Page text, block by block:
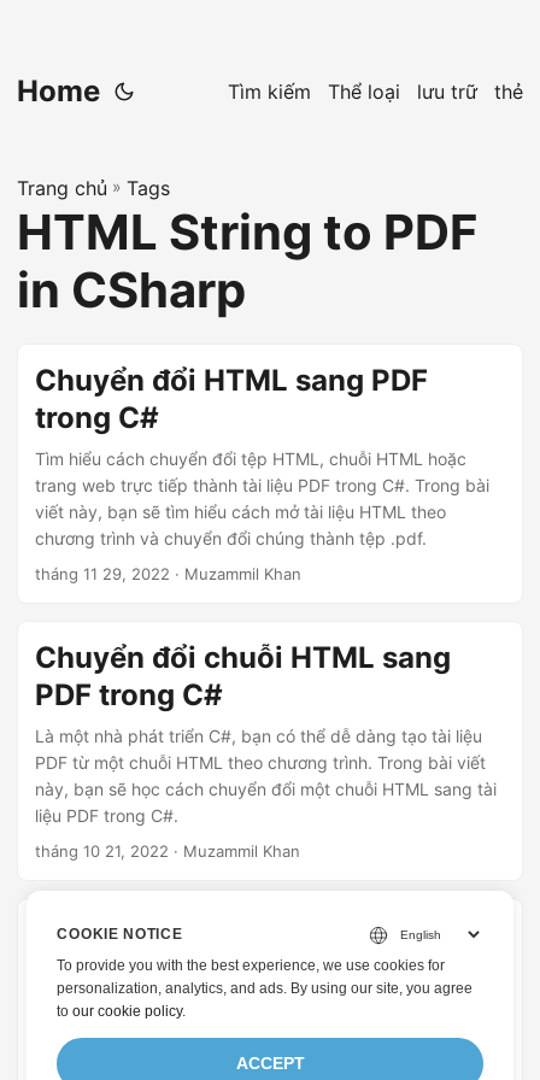
Home Tìm kiếm Thể loại lưu trữ thẻ
Trang chủ » Tags
HTML String to PDF
in CSharp
Chuyển đổi HTML sang PDF
trong C#
Tìm hiểu cách chuyển đổi tệp HTML, chuỗi HTML hoặc
trang web trực tiếp thành tài liệu PDF trong C#. Trong bài
viết này, bạn sẽ tìm hiểu cách mở tài liệu HTML theo
chương trình và chuyển đổi chúng thành tệp .pdf.
tháng 11 29, 2022 · Muzammil Khan
Chuyển đổi chuỗi HTML sang
PDF trong C#
Là một nhà phát triển C#, bạn có thể dễ dàng tạo tài liệu
PDF từ một chuỗi HTML theo chương trình. Trong bài viết
này, bạn sẽ học cách chuyển đổi một chuỗi HTML sang tài
liệu PDF trong C#.
tháng 10 21, 2022 · Muzammil Khan
Tạo PDF từ HTML trong C#
Là một nhà phát triển C#, bạn có thể dễ dàng chuyển đổi
tài liệu HTML sang tài liệu PDF. Bạn cũng có thể chuyển đổi
Trong bài viết này, bạn sẽ học cách tạo tài liệu PDF từ
COOKIE NOTICE
To provide you with the best experience, we use cookies for
personalization, analytics, and ads. By using our site, you agree
toour cookie policy.
ACCEPT